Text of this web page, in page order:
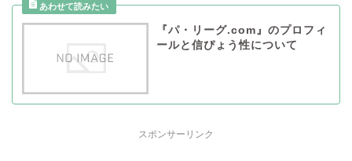
『パ・リーグ.com』のプロフィ
ールと信ぴょう性について
スポンサーリンク